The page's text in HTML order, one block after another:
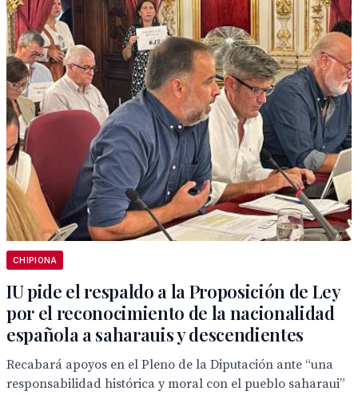
CHIPIONA
IU pide el respaldo a la Proposición de Ley
por el reconocimiento de la nacionalidad
española a saharauis y descendientes
Recabará apoyos en el Pleno de la Diputación ante “una
responsabilidad histórica y moral con el pueblo saharaui”